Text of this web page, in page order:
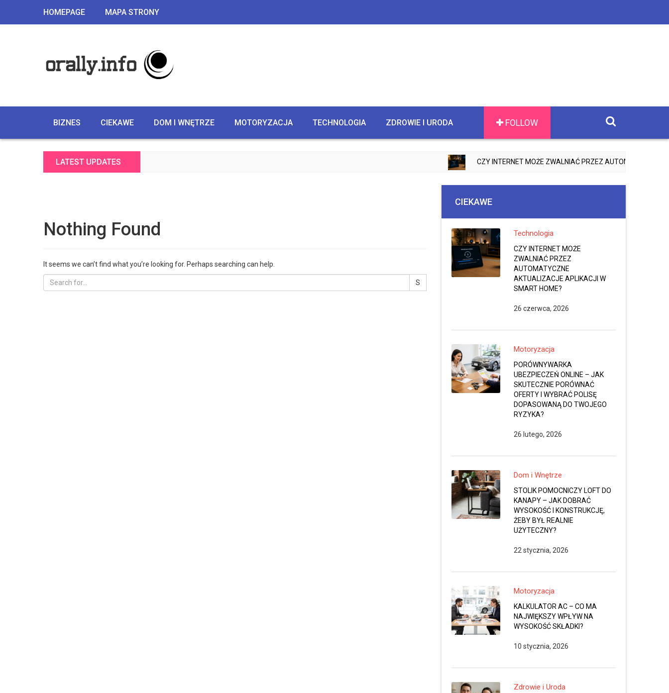
HOMEPAGE MAPA STRONY
FOLLOW
BIZNES CIEKAWE DOM I WNĘTRZE MOTORYZACJA TECHNOLOGIA ZDROWIE I URODA
LATEST UPDATES CZY INTERNET MOŻE ZWALNIAĆ PRZEZ AUTOMATYCZNE
Nothing Found
It seems we can’t find what you’re looking for. Perhaps searching can help.
CIEKAWE
Technologia
CZY INTERNET MOŻE
ZWALNIAĆ PRZEZ
AUTOMATYCZNE
AKTUALIZACJE APLIKACJI W
SMART HOME?
26 czerwca, 2026
Motoryzacja
PORÓWNYWARKA
UBEZPIECZEŃ ONLINE – JAK
SKUTECZNIE PORÓWNAĆ
OFERTY I WYBRAĆ POLISĘ
DOPASOWANĄ DO TWOJEGO
RYZYKA?
26 lutego, 2026
Dom i Wnętrze
STOLIK POMOCNICZY LOFT DO
KANAPY – JAK DOBRAĆ
WYSOKOŚĆ I KONSTRUKCJĘ,
ŻEBY BYŁ REALNIE
UŻYTECZNY?
22 stycznia, 2026
Motoryzacja
KALKULATOR AC – CO MA
NAJWIĘKSZY WPŁYW NA
WYSOKOŚĆ SKŁADKI?
10 stycznia, 2026
Zdrowie i Uroda